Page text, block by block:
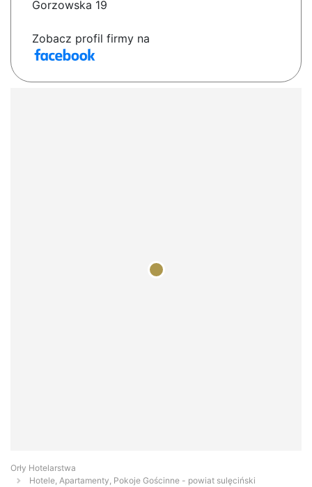
Gorzowska 19
Zobacz profil firmy na
Orły Hotelarstwa
Hotele, Apartamenty, Pokoje Gościnne - powiat sulęciński